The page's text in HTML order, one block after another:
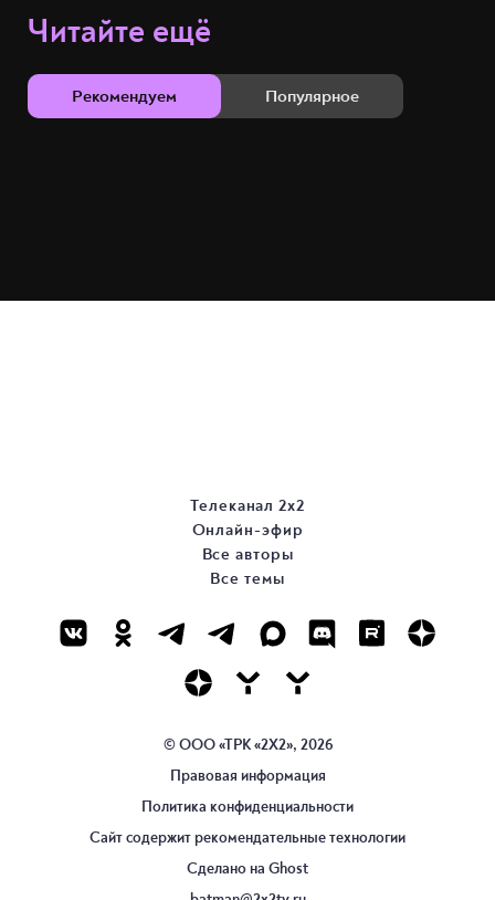
Читайте ещё
Рекомендуем Популярное
Телеканал 2х2
Онлайн-эфир
Все авторы
Все темы
© ООО «ТРК «2Х2», 2026
Правовая информация
Политика конфиденциальности
Сайт содержит рекомендательные технологии
Сделано на Ghost